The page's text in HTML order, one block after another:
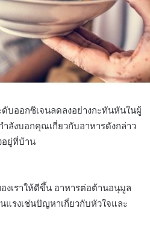
บออกซิเจนลดลงอย่างกะทันหันในผู้
ลังบอกคุณเกี่ยวกับอาหารดังกล่าว
อยู่ที่บ้าน
เราให้ดีขึ้น อาหารต่อต้านอนุมูล
แรงเช่นปัญหาเกี่ยวกับหัวใจและ